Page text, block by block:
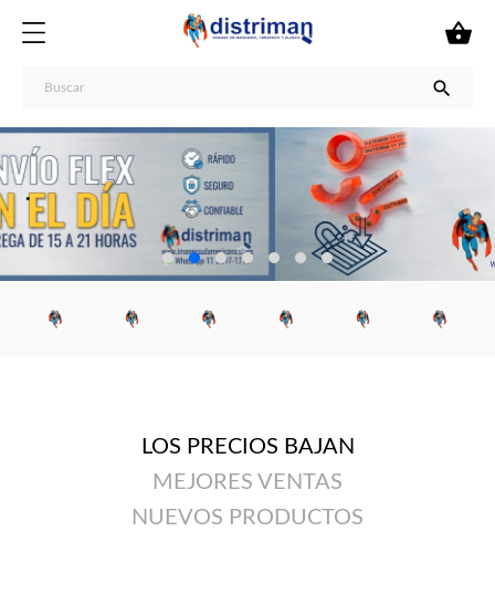


LOS PRECIOS BAJAN
MEJORES VENTAS
NUEVOS PRODUCTOS